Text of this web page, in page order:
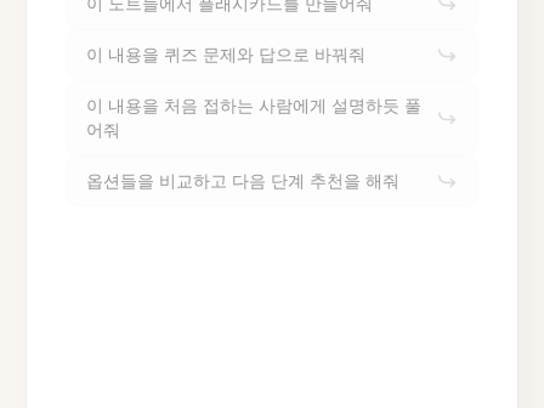
이 내용을 퀴즈 문제와 답으로 바꿔줘
이 내용을 처음 접하는 사람에게 설명하듯 풀
어줘
옵션들을 비교하고 다음 단계 추천을 해줘